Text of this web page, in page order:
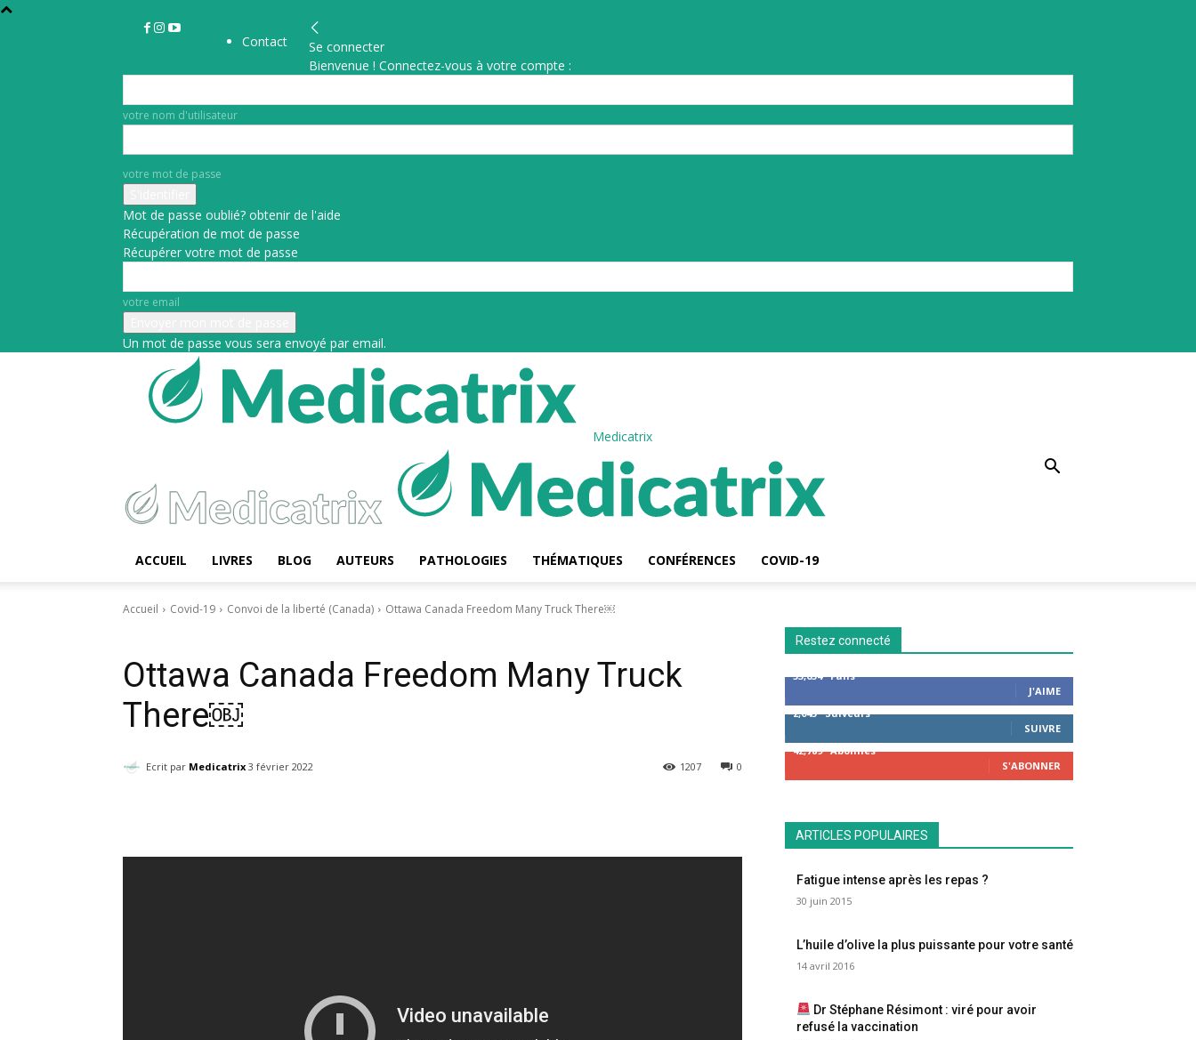
Contact
Se connecter
Bienvenue ! Connectez-vous à votre compte :
votre nom d'utilisateur
votre mot de passe
Mot de passe oublié? obtenir de l'aide
Récupération de mot de passe
Récupérer votre mot de passe
votre email
Un mot de passe vous sera envoyé par email.
Medicatrix
ACCUEIL LIVRES BLOG AUTEURS PATHOLOGIES THÉMATIQUES CONFÉRENCES COVID-19
Accueil Covid-19 Convoi de la liberté (Canada) Ottawa Canada Freedom Many Truck There￼
Ottawa Canada Freedom Many Truck
There￼
Ecrit par Medicatrix 3 février 2022 0
1207
Restez connecté
53,654
Fans
J'AIME
2,043 Suiveurs
SUIVRE
42,789 Abonnés
S'ABONNER
ARTICLES POPULAIRES
Fatigue intense après les repas ?
30 juin 2015
L’huile d’olive la plus puissante pour votre santé
14 avril 2016
Dr Stéphane Résimont : viré pour avoir
refusé la vaccination